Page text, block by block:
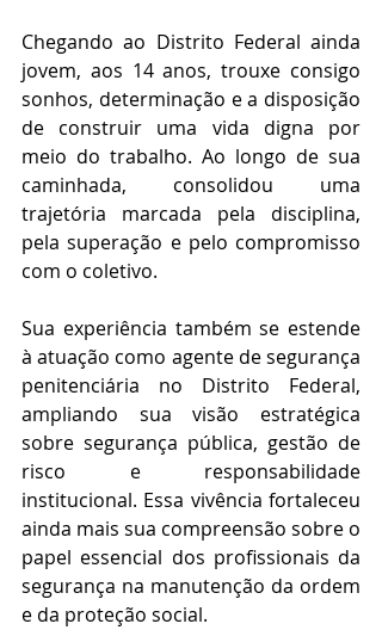
Chegando ao Distrito Federal ainda
jovem, aos 14 anos, trouxe consigo
sonhos, determinação e a disposição
de construir uma vida digna por
meio do trabalho. Ao longo de sua
caminhada, consolidou uma
trajetória marcada pela disciplina,
pela superação e pelo compromisso
com o coletivo.
Sua experiência também se estende
à atuação como agente de segurança
penitenciária no Distrito Federal,
ampliando sua visão estratégica
sobre segurança pública, gestão de
risco e responsabilidade
institucional. Essa vivência fortaleceu
ainda mais sua compreensão sobre o
papel essencial dos profissionais da
segurança na manutenção da ordem
e da proteção social.